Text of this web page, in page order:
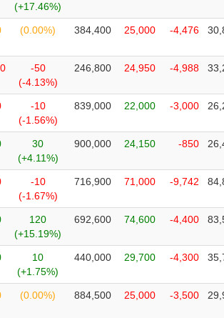
(+17.46%)
(0.00%) 384,400 25,000 -4,476
-50
(-4.13%)
246,800 24,950 -4,988
-10
(-1.56%)
839,000 22,000 -3,000
30
(+4.11%)
900,000 24,150 -850
-10
(-1.67%)
716,900 71,000 -9,742
120
(+15.19%)
692,600 74,600 -4,400
10
(+1.75%)
440,000 29,700 -4,300
(0.00%) 884,500 25,000 -3,500
Chỉ số Chứng chỉ quỹ Chứng
nội bộ Người liên quan Cổ đông lớn